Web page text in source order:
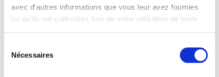
avec d'autres informations que vous leur avez fournies
ou qu'ils ont collectées lors de votre utilisation de leurs
Nécessaires
Une partie Rouge